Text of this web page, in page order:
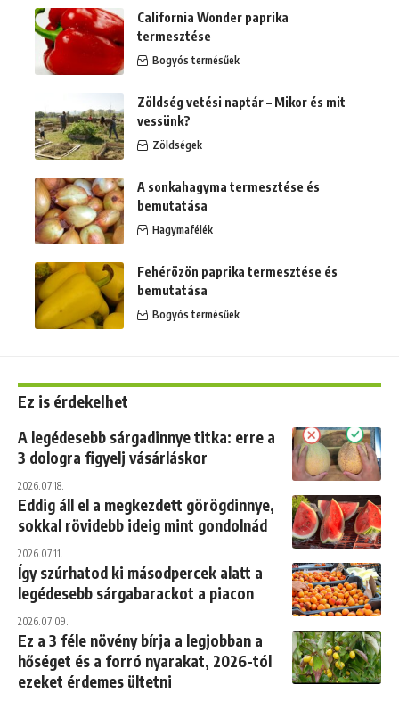
California Wonder paprika
termesztése
Bogyós termésűek
Zöldség vetési naptár – Mikor és mit
vessünk?
Zöldségek
A sonkahagyma termesztése és
bemutatása
Hagymafélék
Fehérözön paprika termesztése és
bemutatása
Bogyós termésűek
Ez is érdekelhet
A legédesebb sárgadinnye titka: erre a
3 dologra figyelj vásárláskor
2026.07.18.
Eddig áll el a megkezdett görögdinnye,
sokkal rövidebb ideig mint gondolnád
2026.07.11.
Így szúrhatod ki másodpercek alatt a
legédesebb sárgabarackot a piacon
2026.07.09.
Ez a 3 féle növény bírja a legjobban a
hőséget és a forró nyarakat, 2026-tól
ezeket érdemes ültetni